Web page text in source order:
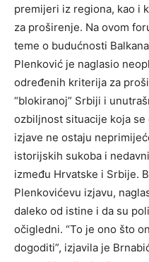
premijeri iz regiona, kao i
za proširenje. Na ovom
teme o budućnosti
Plenković je naglasio
određenih kriterija za
“blokiranoj” Srbiji i
ozbiljnost situacije koja se
izjave ne ostaju
istorijskih sukoba i
između Hrvatske i Srbije.
Plenkovićevu izjavu,
daleko od istine i da su
očigledni. “To je ono što
dogoditi”, izjavila je